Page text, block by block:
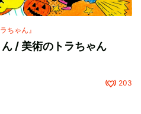
ちゃん』
/ 美術のトラちゃん
203